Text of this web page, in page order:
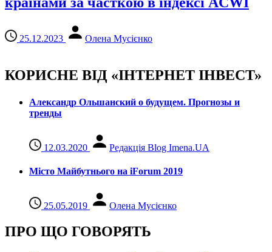
25.12.2023 Олена Мусієнко
КОРИСНЕ ВІД «ІНТЕРНЕТ ІНВЕСТ»
Александр Ольшанский о будущем. Прогнозы и
тренды
12.03.2020 Редакція Blog Imena.UA
Місто Майбутнього на iForum 2019
25.05.2019 Олена Мусієнко
ПРО ЩО ГОВОРЯТЬ